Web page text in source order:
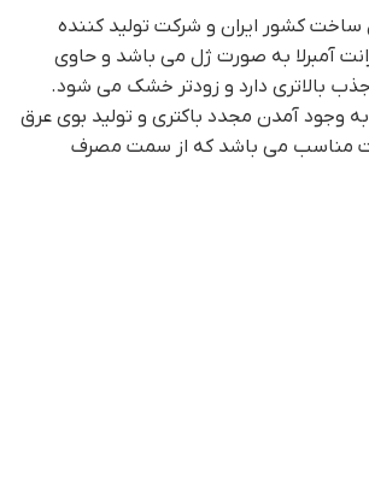
کشور ایران و شرکت تولید کننده
است. دئودورانت آمبرلا به صورت ژل می باشد و حاوی
بالاتری دارد و زودتر خشک می شود.
وجود آمدن مجدد باکتری و تولید بوی عرق
مناسب می باشد که از سمت مصرف